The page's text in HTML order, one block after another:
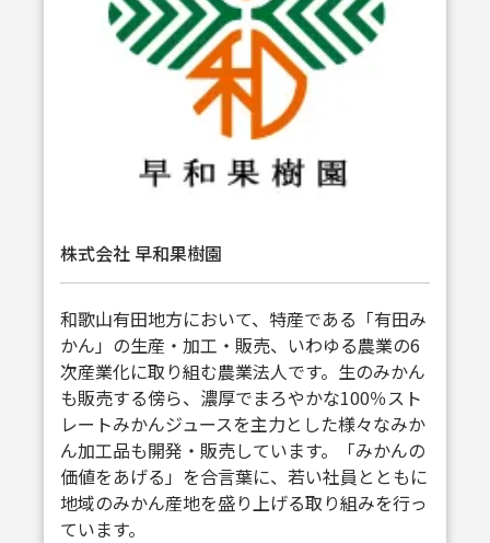
株式会社 早和果樹園
和歌山有田地方において、特産である「有田み
かん」の生産・加工・販売、いわゆる農業の6
次産業化に取り組む農業法人です。生のみかん
も販売する傍ら、濃厚でまろやかな100％スト
レートみかんジュースを主力とした様々なみか
ん加工品も開発・販売しています。「みかんの
価値をあげる」を合言葉に、若い社員とともに
地域のみかん産地を盛り上げる取り組みを行っ
ています。